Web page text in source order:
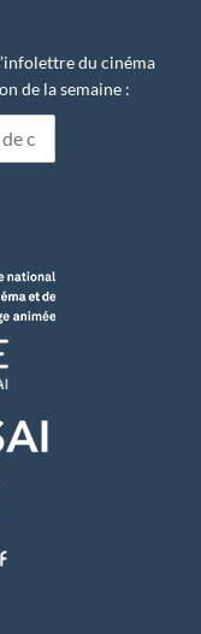
du cinéma
de la semaine :